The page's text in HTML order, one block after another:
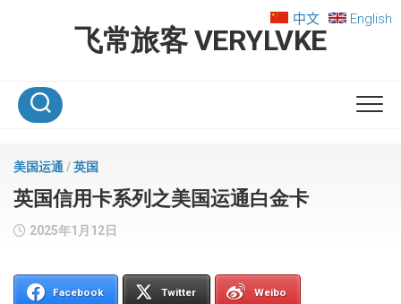
飞常旅客 VERYLVKE
中文 English
美国运通 /英国
英国信用卡系列之美国运通白金卡
2025年1月12日
Facebook Twitter Weibo